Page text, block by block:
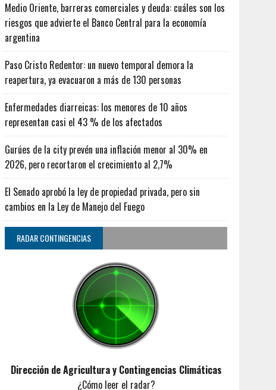
Medio Oriente, barreras comerciales y deuda: cuáles son los
riesgos que advierte el Banco Central para la economía
argentina
Paso Cristo Redentor: un nuevo temporal demora la
reapertura, ya evacuaron a más de 130 personas
Enfermedades diarreicas: los menores de 10 años
representan casi el 43 % de los afectados
Gurúes de la city prevén una inflación menor al 30% en
2026, pero recortaron el crecimiento al 2,7%
El Senado aprobó la ley de propiedad privada, pero sin
cambios en la Ley de Manejo del Fuego
RADAR CONTINGENCIAS
Dirección de Agricultura y Contingencias Climáticas
¿Cómo leer el radar?